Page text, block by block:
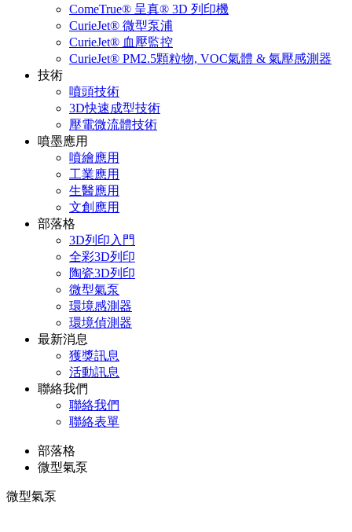
ComeTrue® 呈真® 3D 列印機
CurieJet® 微型泵浦
CurieJet® 血壓監控
CurieJet® PM2.5顆粒物, VOC氣體 & 氣壓感測器
技術
噴頭技術
3D快速成型技術
壓電微流體技術
噴墨應用
噴繪應用
工業應用
生醫應用
文創應用
部落格
3D列印入門
全彩3D列印
陶瓷3D列印
微型氣泵
環境感測器
環境偵測器
最新消息
獲獎訊息
活動訊息
聯絡我們
聯絡我們
聯絡表單
部落格
微型氣泵
微型氣泵